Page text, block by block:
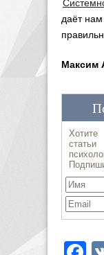
даёт
Максим